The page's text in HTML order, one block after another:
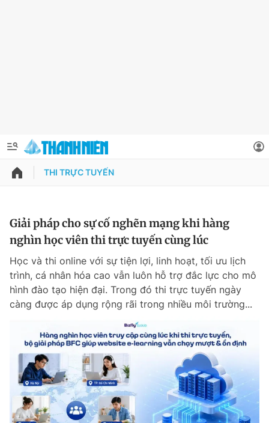
QUẢNG CÁO
Chuyên mục khác
Chào ngày mới Tin 24h
Tin thị trường Tin 360
Video Magazine
Thông tin tài khoản
Đổi mật khẩu
Tin đã lưu
Tin đã xem
THI TRỰC TUYẾN
Giải pháp cho sự cố nghẽn mạng khi hàng
nghìn học viên thi trực tuyến cùng lúc
Học và thi online với sự tiện lợi, linh hoạt, tối ưu lịch
trình, cá nhân hóa cao vẫn luôn hỗ trợ đắc lực cho mô
hình đào tạo hiện đại. Trong đó thi trực tuyến ngày
càng được áp dụng rộng rãi trong nhiều môi trường...